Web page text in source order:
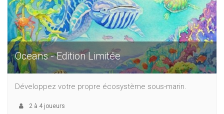
Oceans - Edition Limitée
Développez votre propre écosystème sous-marin.
2 à 4 joueurs